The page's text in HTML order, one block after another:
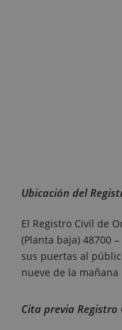
Ubicación del
El Registro Civil de
(Planta baja) 48700
sus puertas al
nueve de la
Cita previa